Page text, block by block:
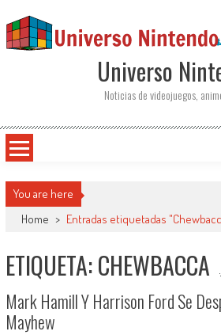
Universo
Noticias de videojuegos,
You are here
Home > Entradas etiquetadas
ETIQUETA: CHEWBACCA
Mark Hamill Y Harrison Ford Se
Mayhew